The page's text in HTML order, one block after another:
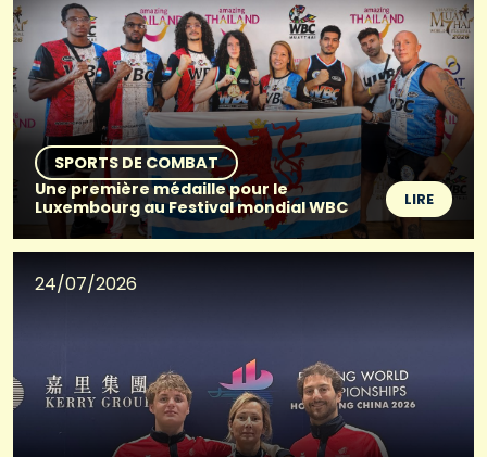
SPORTS DE COMBAT
Une première médaille pour le
Luxembourg au Festival mondial WBC
LIRE
24/07/2026